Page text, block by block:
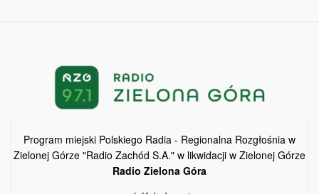
Program miejski Polskiego Radia - Regionalna Rozgłośnia w
Zielonej Górze "Radio Zachód S.A." w likwidacji w Zielonej Górze
Radio Zielona Góra